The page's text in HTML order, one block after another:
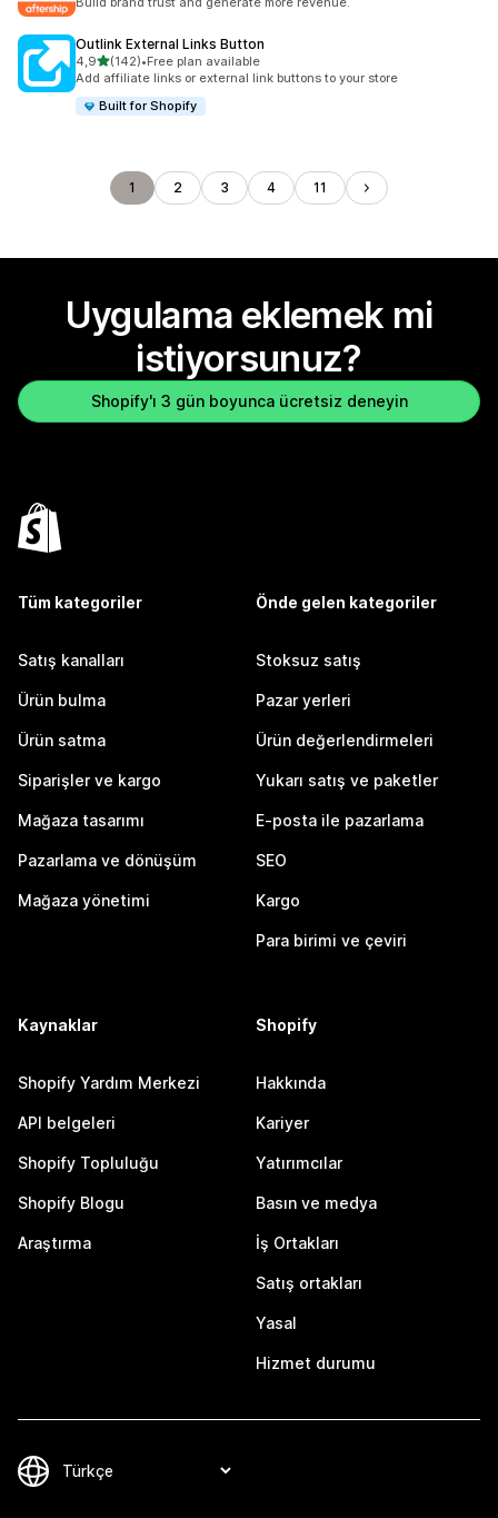
Outlink External Links Button
4,95 yıldız üzerinden
(142)
toplam 142 değerlendirme
•Free plan available
Add affiliate links or external link buttons to your store
Built for Shopify
1 2 3 4 11
Uygulama eklemek mi
istiyorsunuz?
Shopify'ı 3 gün boyunca ücretsiz deneyin
Tüm kategoriler
Satış kanalları
Ürün bulma
Ürün satma
Siparişler ve kargo
Mağaza tasarımı
Pazarlama ve dönüşüm
Mağaza yönetimi
Önde gelen kategoriler
Stoksuz satış
Pazar yerleri
Ürün değerlendirmeleri
Yukarı satış ve paketler
E-posta ile pazarlama
SEO
Kargo
Para birimi ve çeviri
Kaynaklar
Shopify Yardım Merkezi
API belgeleri
Shopify Topluluğu
Shopify Blogu
Araştırma
Shopify
Hakkında
Kariyer
Yatırımcılar
Basın ve medya
İş Ortakları
Satış ortakları
Yasal
Hizmet durumu